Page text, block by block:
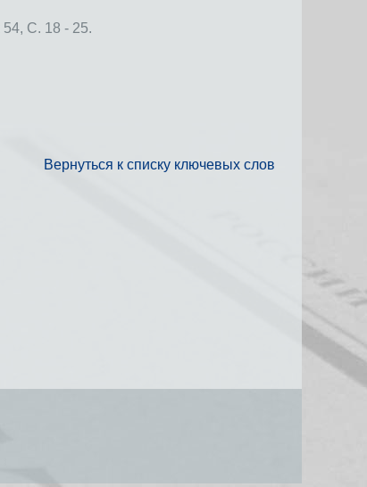
С. 18 - 25.
Вернуться к списку ключевых слов